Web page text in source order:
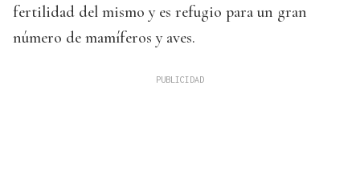
fertilidad del mismo y es refugio para un gran
número de mamíferos y aves.